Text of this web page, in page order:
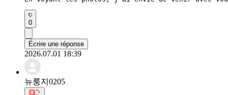
0
Écrire une réponse
2026.07.01 18:39
뉴룽지0205